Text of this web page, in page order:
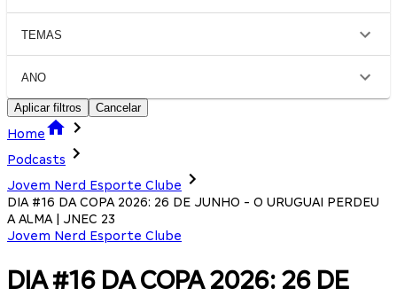
TEMAS
ANO
Aplicar filtros Cancelar
Home
Podcasts
Jovem Nerd Esporte Clube
DIA #16 DA COPA 2026: 26 DE JUNHO - O URUGUAI PERDEU
A ALMA | JNEC 23
Jovem Nerd Esporte Clube
DIA #16 DA COPA 2026: 26 DE